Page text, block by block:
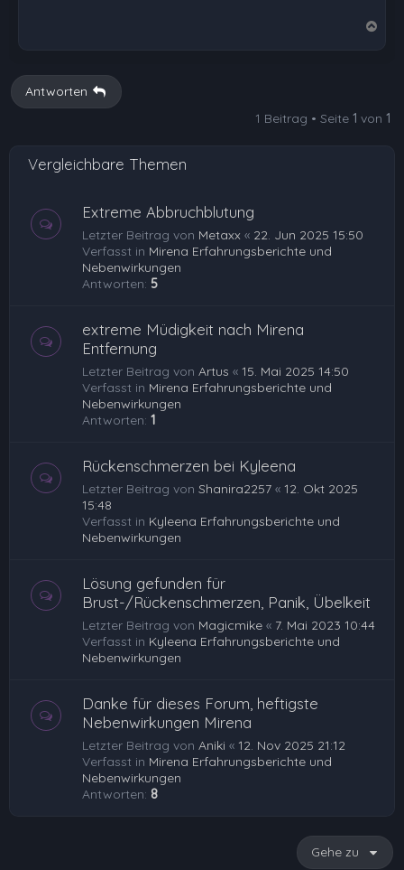
b
Antworten
1 Beitrag • Seite 1 von 1
Vergleichbare Themen
Extreme Abbruchblutung
Letzter Beitrag von Metaxx « 22. Jun 2025 15:50
Verfasst in Mirena Erfahrungsberichte und
Nebenwirkungen
Antworten: 5
extreme Müdigkeit nach Mirena
Entfernung
Letzter Beitrag von Artus « 15. Mai 2025 14:50
Verfasst in Mirena Erfahrungsberichte und
Nebenwirkungen
Antworten: 1
Rückenschmerzen bei Kyleena
Letzter Beitrag von Shanira2257 « 12. Okt 2025
15:48
Verfasst in Kyleena Erfahrungsberichte und
Nebenwirkungen
Lösung gefunden für
Brust-/Rückenschmerzen, Panik, Übelkeit
Letzter Beitrag von Magicmike « 7. Mai 2023 10:44
Verfasst in Kyleena Erfahrungsberichte und
Nebenwirkungen
Danke für dieses Forum, heftigste
Nebenwirkungen Mirena
Letzter Beitrag von Aniki « 12. Nov 2025 21:12
Verfasst in Mirena Erfahrungsberichte und
Nebenwirkungen
Antworten: 8
Gehe zu